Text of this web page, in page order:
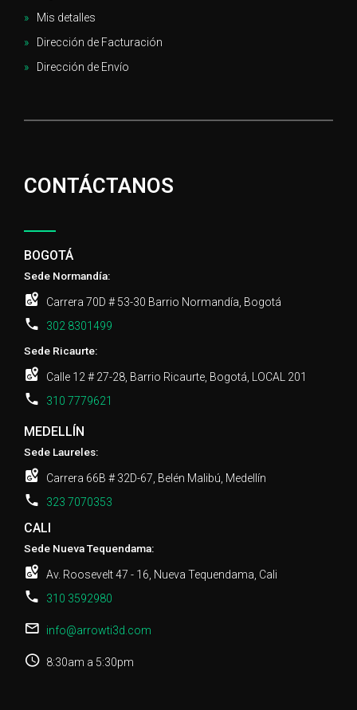
Mis detalles
Dirección de Facturación
Dirección de Envío
CONTÁCTANOS
BOGOTÁ
Sede Normandía:
Carrera 70D # 53-30 Barrio Normandía, Bogotá
302 8301499
Sede Ricaurte:
Calle 12 # 27-28, Barrio Ricaurte, Bogotá, LOCAL 201
310 7779621
MEDELLÍN
Sede Laureles:
Carrera 66B # 32D-67, Belén Malibú, Medellín
323 7070353
CALI
Sede Nueva Tequendama:
Av. Roosevelt 47 - 16, Nueva Tequendama, Cali
310 3592980
info@arrowti3d.com
8:30am a 5:30pm